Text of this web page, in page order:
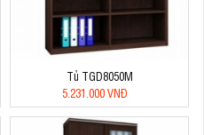
Tủ TGD8050M
5.231.000 VNĐ